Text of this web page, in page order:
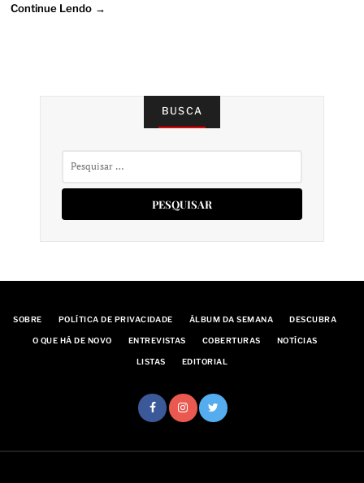
Continue Lendo →
BUSCA
SOBRE POLÍTICA DE PRIVACIDADE ÁLBUM DA SEMANA DESCUBRA
O QUE HÁ DE NOVO ENTREVISTAS COBERTURAS NOTÍCIAS
LISTAS EDITORIAL